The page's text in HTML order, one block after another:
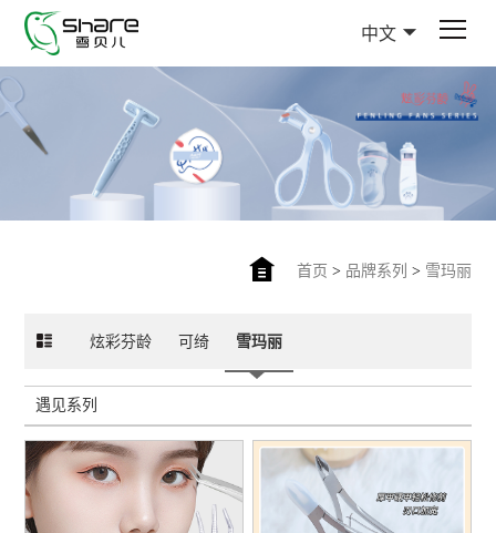
中文
首页 > 品牌系列 > 雪玛丽
炫彩芬龄 可绮 雪玛丽
遇见系列